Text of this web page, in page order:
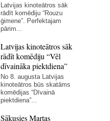
Latvijas kinoteātros sāk
rādīt komēdiju “Rouzu
ģimene”. Perfektajam
pārim...
Latvijas kinoteātros sāk
rādīt komēdiju “Vēl
dīvaināka piektdiena”
No 8. augusta Latvijas
kinoteātros būs skatāms
komēdijas “Dīvainā
piektdiena”...
Sākusies Martas